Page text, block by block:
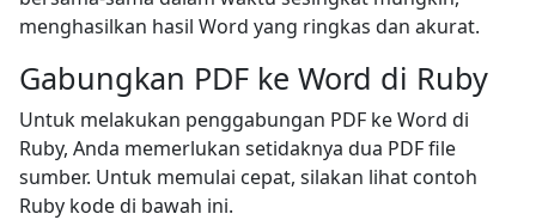
menghasilkan hasil Word yang ringkas dan akurat.
Gabungkan PDF ke Word di Ruby
Untuk melakukan penggabungan PDF ke Word di
Ruby, Anda memerlukan setidaknya dua PDF file
sumber. Untuk memulai cepat, silakan lihat contoh
Ruby kode di bawah ini.